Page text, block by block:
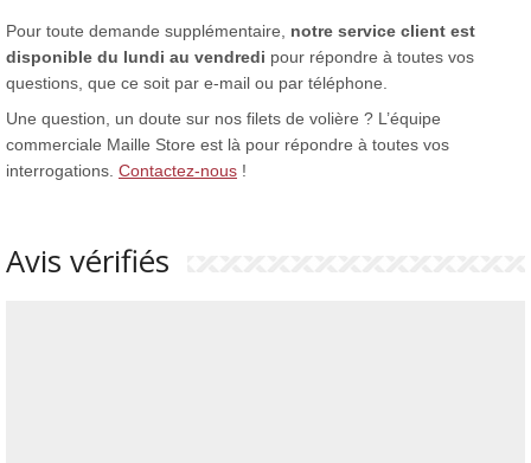
Pour toute demande supplémentaire, notre service client est
disponible du lundi au vendredi pour répondre à toutes vos
questions, que ce soit par e-mail ou par téléphone.
Une question, un doute sur nos filets de volière ? L’équipe
commerciale Maille Store est là pour répondre à toutes vos
interrogations. Contactez-nous !
Avis vérifiés